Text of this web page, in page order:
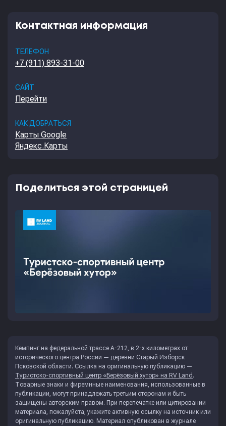
Контактная информация
ТЕЛЕФОН
+7 (911) 893-31-00
САЙТ
Перейти
КАК ДОБРАТЬСЯ
Карты Google
Яндекс.Карты
Поделиться этой страницей
Кемпинг на федеральной трассе А-212, в 2-х километрах от
исторического центра России — деревни Старый Изборск
Псковской области. Ссылка на оригинальную публикацию —
Туристско-спортивный центр «Берёзовый хутор» на RV Land .
Товарные знаки и фиремнные наименования, использованные в
публикации, могут принадлежать третьим сторонам и быть
защищены авторским правом. При перепечатке или цитировании
материала, пожалуйста, укажите активную ссылку на источник или
оригинальную публикацию. Материал опубликован в журнале